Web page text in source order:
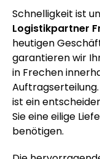
Schnelligkeit ist
Logistikpartner
heutigen
garantieren wir
in Frechen
ist ein
Sie eine eilige
benötigen.